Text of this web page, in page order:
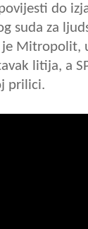
do
suda za
Mitropolit,
litija, a
prilici.